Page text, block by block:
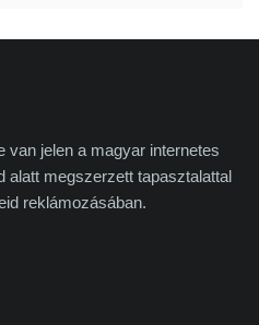
van jelen a magyar internetes
alatt megszerzett tapasztalattal
reklámozásában.